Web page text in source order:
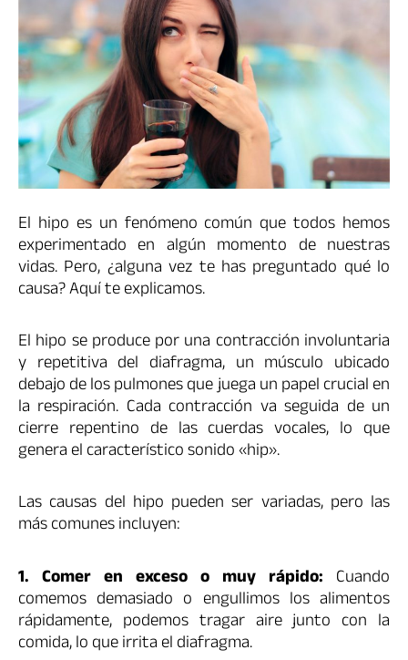
El hipo es un fenómeno común que todos hemos
experimentado en algún momento de nuestras
vidas. Pero, ¿alguna vez te has preguntado qué lo
causa? Aquí te explicamos.
El hipo se produce por una contracción involuntaria
y repetitiva del diafragma, un músculo ubicado
debajo de los pulmones que juega un papel crucial en
la respiración. Cada contracción va seguida de un
cierre repentino de las cuerdas vocales, lo que
genera el característico sonido «hip».
Las causas del hipo pueden ser variadas, pero las
más comunes incluyen:
1. Comer en exceso o muy rápido: Cuando
comemos demasiado o engullimos los alimentos
rápidamente, podemos tragar aire junto con la
comida, lo que irrita el diafragma.